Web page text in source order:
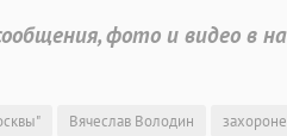
фото и видео в
Вячеслав Володин